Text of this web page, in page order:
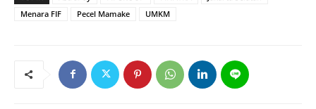
Menara FIF
Pecel Mamake UMKM